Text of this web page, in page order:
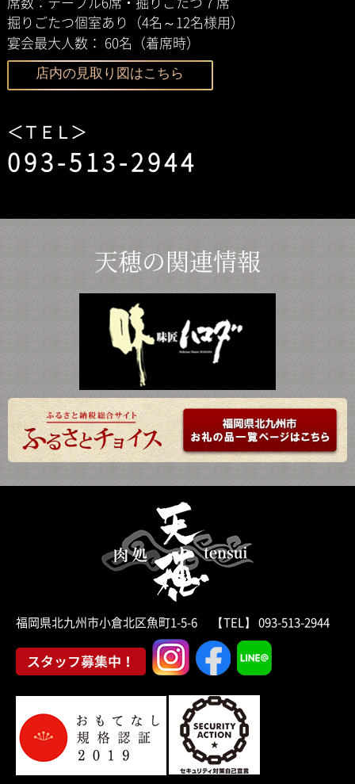
掘りごたつ個室あり（4名～12名様用）
宴会最大人数： 60名（着席時）
店内の見取り図はこちら
＜ＴＥＬ＞
093-513-2944
天穂の関連情報
福岡県北九州市小倉北区魚町1-5-6 【TEL】 093-513-2944